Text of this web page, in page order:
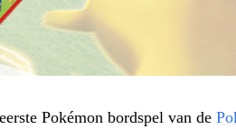
Pokémon bordspel van de